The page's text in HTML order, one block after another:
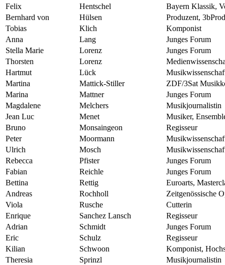
Felix
Hentschel
Bayern Klassik,
Bernhard von
Hülsen
Produzent,
Tobias
Klich
Komponist
Anna
Lang
Junges Forum
Stella Marie
Lorenz
Junges Forum
Thorsten
Lorenz
Hartmut
Lück
Martina
Mattick-Stiller
ZDF/3Sat
Marina
Mattner
Junges Forum
Magdalene
Melchers
Musikjournalistin
Jean Luc
Menet
Musiker,
Bruno
Monsaingeon
Regisseur
Peter
Moormann
Ulrich
Mosch
Rebecca
Pfister
Junges Forum
Fabian
Reichle
Junges Forum
Bettina
Rettig
Euroarts,
Andreas
Rochholl
Zeitgenössische
Viola
Rusche
Cutterin
Enrique
Sanchez Lansch
Regisseur
Adrian
Schmidt
Junges Forum
Eric
Schulz
Regisseur
Kilian
Schwoon
Komponist,
Theresia
Sprinzl
Musikjournalistin